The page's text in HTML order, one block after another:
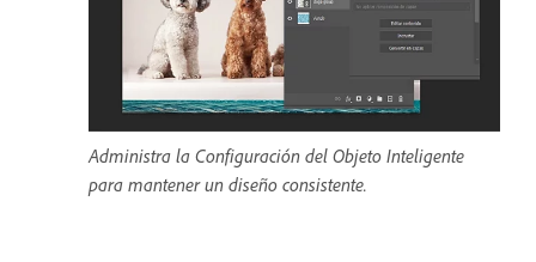
Administra la Configuración del Objeto Inteligente
para mantener un diseño consistente.